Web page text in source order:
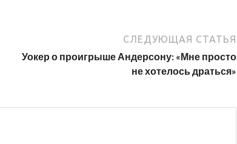
СЛЕДУЮЩАЯ СТАТЬЯ
Уокер о проигрыше Андерсону: «Мне просто
не хотелось драться»